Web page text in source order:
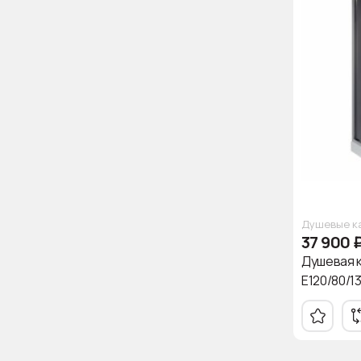
Душевые
37 900
Душевая
E120/80/